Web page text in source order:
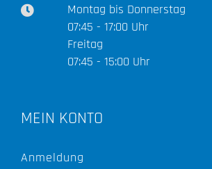
Montag bis Donnerstag
07:45 - 17:00 Uhr
Freitag
07:45 - 15:00 Uhr
MEIN KONTO
Anmeldung